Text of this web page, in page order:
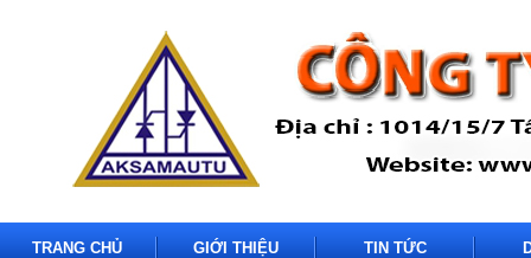
TRANG CHỦ GIỚI THIỆU TIN TỨC